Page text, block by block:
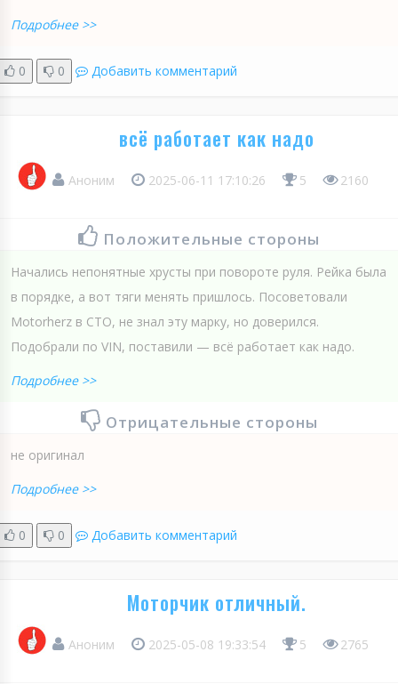
Подробнее >>
0 0 Добавить комментарий
всё работает как надо
Аноним 2025-06-11 17:10:26 5 2160
Положительные стороны
Начались непонятные хрусты при повороте руля. Рейка была
в порядке, а вот тяги менять пришлось. Посоветовали
Motorherz в СТО, не знал эту марку, но доверился.
Подобрали по VIN, поставили — всё работает как надо.
Подробнее >>
Отрицательные стороны
не оригинал
Подробнее >>
0 0 Добавить комментарий
Моторчик отличный.
Аноним 2025-05-08 19:33:54 5 2765